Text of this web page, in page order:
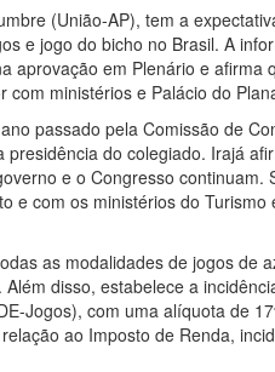
(União-AP), tem a
e jogo do bicho no Brasil. A
aprovação em Plenário e afirma
ministérios e Palácio do
passado pela Comissão de
do colegiado. Irajá
e o Congresso continuam.
e com os ministérios do
as modalidades de jogos de
disso, estabelece a
Jogos), com uma alíquota de
ao Imposto de Renda,